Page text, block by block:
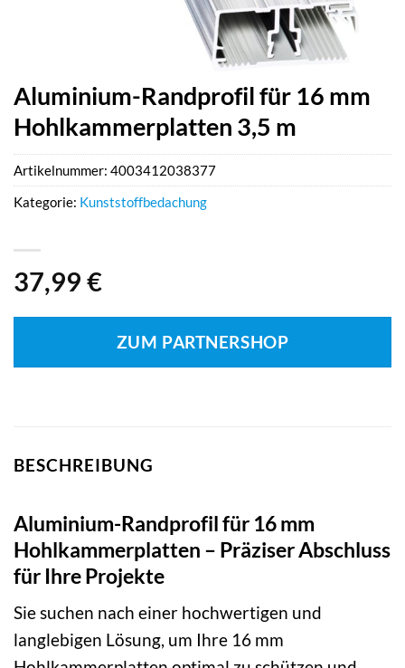
Aluminium-Randprofil für 16 mm
Hohlkammerplatten 3,5 m
37,99 €
ZUM PARTNERSHOP
Artikelnummer: 4003412038377
Kategorie: Kunststoffbedachung
BESCHREIBUNG
Aluminium-Randprofil für 16 mm
Hohlkammerplatten – Präziser Abschluss
für Ihre Projekte
Sie suchen nach einer hochwertigen und
langlebigen Lösung, um Ihre 16 mm